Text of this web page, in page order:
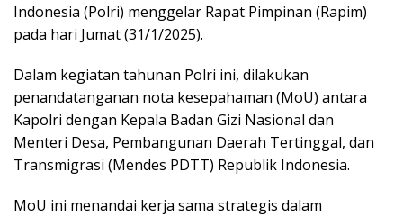
Indonesia (Polri) menggelar Rapat Pimpinan (Rapim)
pada hari Jumat (31/1/2025).
Dalam kegiatan tahunan Polri ini, dilakukan
penandatanganan nota kesepahaman (MoU) antara
Kapolri dengan Kepala Badan Gizi Nasional dan
Menteri Desa, Pembangunan Daerah Tertinggal, dan
Transmigrasi (Mendes PDTT) Republik Indonesia.
MoU ini menandai kerja sama strategis dalam